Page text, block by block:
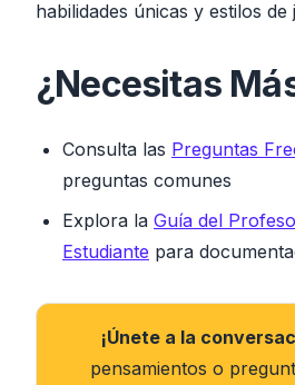
habilidades únicas y estilos de
¿Necesitas
Consulta las Preguntas
preguntas comunes
Explora la Guía del
Estudiante para
¡Únete a la
pensamientos o